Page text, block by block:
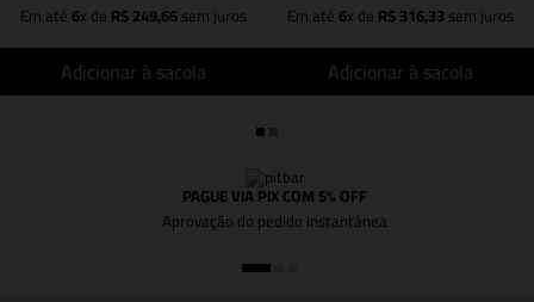
Em até 6x de R$249,66sem juros
Adicionar à sacola
Em até 6x de R$316,33 sem juros
Adicionar à sacola
PAGUE VIA PIX COM 5% OFF
Aprovação do pedido instantânea